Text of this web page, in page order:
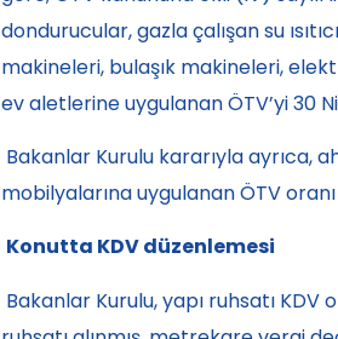
dondurucular, gazla çalışan su
makineleri, bulaşık makineleri,
ev aletlerine uygulanan ÖTV’yi 30
Bakanlar Kurulu kararıyla ayrıca,
mobilyalarına uygulanan ÖTV
Konutta KDV düzenlemesi
Bakanlar Kurulu, yapı ruhsatı KDV